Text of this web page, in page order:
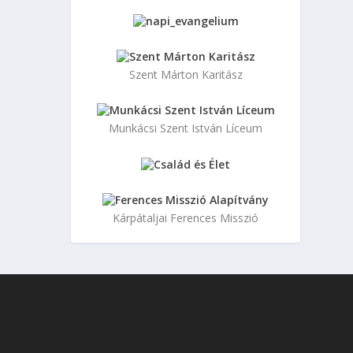
Szent Márton Karitász
Munkácsi Szent István Líceum
Kárpátaljai Ferences Misszió